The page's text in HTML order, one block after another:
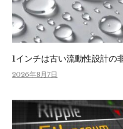
1インチは古い流動性設計の
2026年8月7日